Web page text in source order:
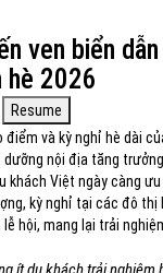
ven biển
hè 2026
điểm và kỳ nghỉ hè dài
nội địa tăng
khách Việt ngày càng
kỳ nghỉ tại các đô thị
hội, mang lại trải